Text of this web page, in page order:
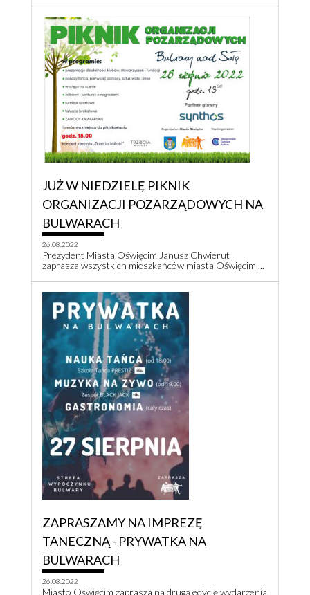
JUŻ W NIEDZIELĘ PIKNIK
ORGANIZACJI POZARZĄDOWYCH NA
BULWARACH
26.08.2022
Prezydent Miasta Oświęcim Janusz Chwierut
zaprasza wszystkich mieszkańców miasta Oświęcim ...
ZAPRASZAMY NA IMPREZĘ
TANECZNĄ - PRYWATKA NA
BULWARACH
26.08.2022
Miasto Oświęcim zaprasza na drugą edycję wydarzenia